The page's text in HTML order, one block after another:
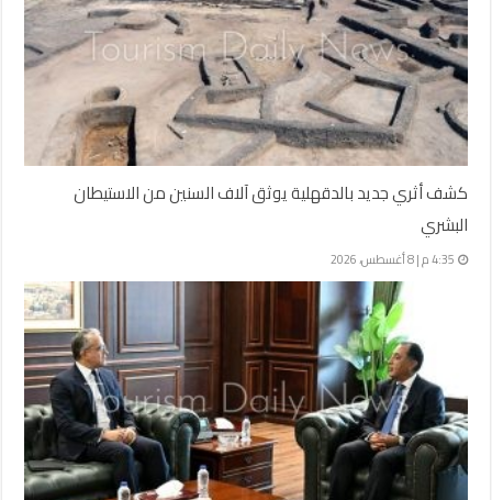
كشف أثري جديد بالدقهلية يوثق آلاف السنين من الاستيطان
البشري
4:35 م | 8 أغسطس، 2026